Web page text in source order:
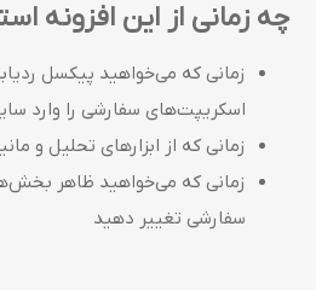
چه زمانی از این افزونه
زمانی که می‌خواهید پیکسل
اسکریپت‌های سفارشی را وارد
زمانی که از ابزارهای تحلیل و
سفارشی تغییر دهید